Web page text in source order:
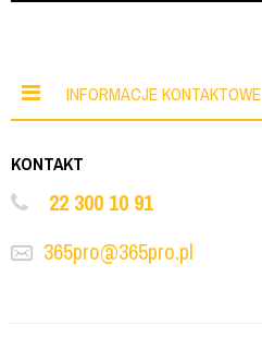
INFORMACJE KONTAKTOWE
KONTAKT
22 300 10 91
365pro@365pro.pl